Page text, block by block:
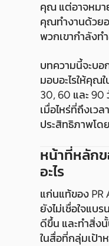
คุณ แต่อาจหมา
คุณทำงานด้วยอ
พวกเขากำลังท
บทความนี้จะบอ
มอบอะไรให้คุณ
30, 60 และ 90
เมื่อไหร่ที่ถึงเว
ประสิทธิภาพโด
หน้าที่หลักข
อะไร
แก่นแท้ของ PR
ยังไม่เชื่อใจแบ
ดีขึ้น และทำสิ่ง
ในสื่อที่กลุ่มเป้า